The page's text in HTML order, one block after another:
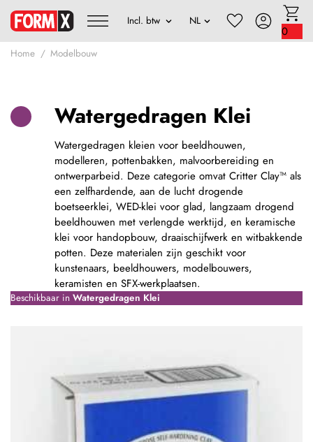
0
Home Modelbouw
Watergedragen Klei
Watergedragen kleien voor beeldhouwen,
modelleren, pottenbakken, malvoorbereiding en
ontwerparbeid. Deze categorie omvat Critter Clay™ als
een zelfhardende, aan de lucht drogende
boetseerklei, WED-klei voor glad, langzaam drogend
beeldhouwen met verlengde werktijd, en keramische
klei voor handopbouw, draaischijfwerk en witbakkende
potten. Deze materialen zijn geschikt voor
kunstenaars, beeldhouwers, modelbouwers,
keramisten en SFX-werkplaatsen.
Beschikbaar in Watergedragen Klei